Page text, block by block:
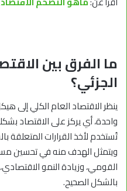
ما الفرق بين
الجزئي؟
ينظر الاقتصاد العام الكلي إلى
واحدة، أي يركز على الاقتصاد
تُستخدم لأخذ القرارات المتعلقة
ويتمثل الهدف منه في تحسين
القومي، وزيادة النمو
بالشكل الصحيح.